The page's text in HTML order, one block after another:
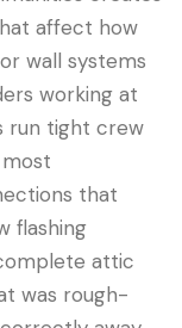
affect how
wall systems
working at
run tight crew
that
flashing
attic
was rough-